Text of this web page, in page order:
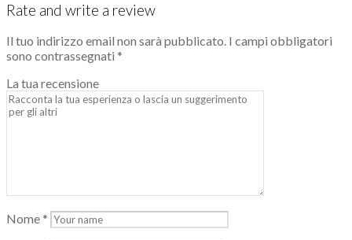
Rate and write a review
Il tuo indirizzo email non sarà pubblicato. I campi obbligatori
sono contrassegnati *
La tua recensione
Nome*